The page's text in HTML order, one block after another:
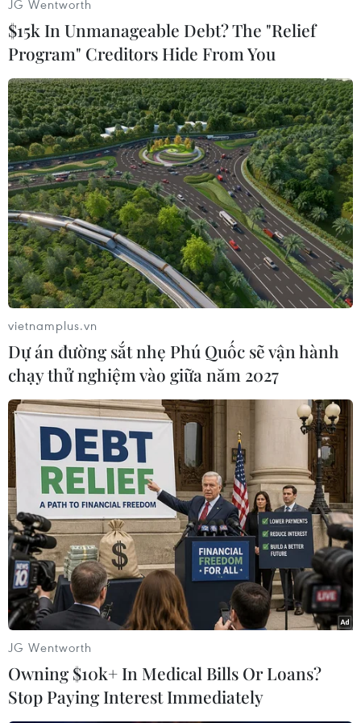
#Nhật Bản #Tắm hơi #Tim mạch
#Nhiệt độ
#Chất hữu cơ
Theo dõi VietnamPlus
TIN CÙNG CHUYÊN MỤC
Trung Quốc hoàn thành bản đồ địa
chất mới của toàn bộ Mặt Trăng
07/08/2026 08:52
Những định hướng lớn
trong thực hiện Nghị quyết 57-
NQ/TW
Thông báo Kết luận của Tổng Bí thư,
JG Wentworth
$15k In Unmanageable Debt? The "Relief
Program" Creditors Hide From You
vietnamplus.vn
Dự án đường sắt nhẹ Phú Quốc sẽ vận hành
chạy thử nghiệm vào giữa năm 2027
JG Wentworth
Owning $10k+ In Medical Bills Or Loans?
Stop Paying Interest Immediately